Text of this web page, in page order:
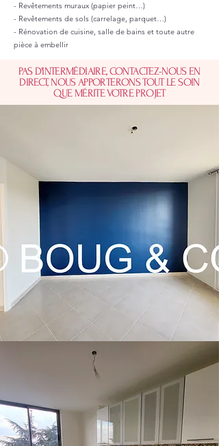
- Revêtements muraux (papier peint…)
- Revêtements de sols (carrelage, parquet…)
- Rénovation de cuisine, salle de bains et toute autre
pièce à embellir
PAS D'INTERMÉDIAIRE, CONTACTEZ-NOUS EN
DIRECT, NOUS APPORTERONS TOUT LE SOIN
QUE MÉRITE VOTRE PROJET